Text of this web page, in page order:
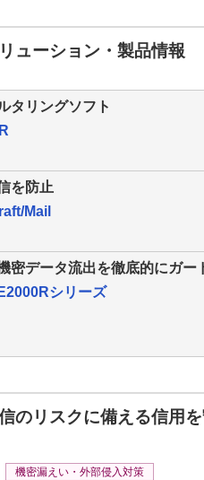
ューション・製品情報
タリングソフト
を防止
Mail
密データ流出を徹底的にガー
シリーズ
のリスクに備える信用
機密漏えい・外部侵入対策